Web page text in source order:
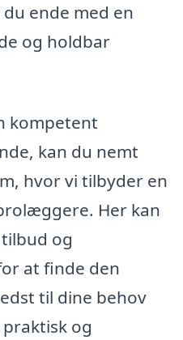
ende med en
og holdbar
kompetent
kan du nemt
hvor vi tilbyder en
Her kan
og
at finde den
til dine behov
og